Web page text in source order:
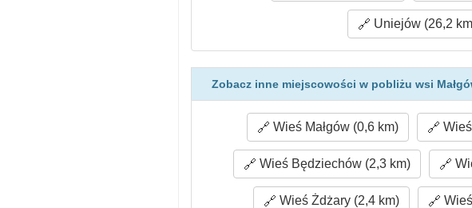
Uniejów (26,2
Zobacz inne miejscowości w pobliżu wsi
Wieś Małgów (0,6 km)
Wieś Będziechów (2,3 km)
Wieś Żdżary (2,4 km)